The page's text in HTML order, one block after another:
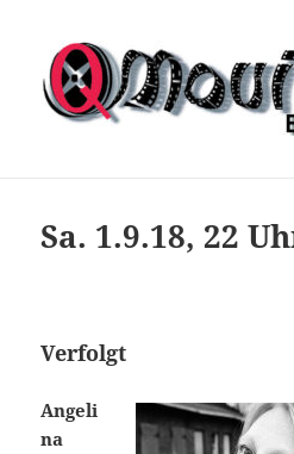
Sa. 1.9.18, 22
Verfolgt
Angeli
na